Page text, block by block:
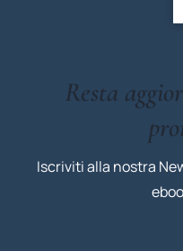
Resta
Iscriviti alla nostra